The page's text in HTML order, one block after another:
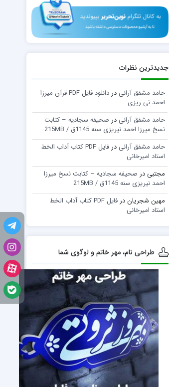
جدیدترین نظرات
حامد مشفق آرانی در
دانلود فایل PDF قرآن میرزا
احمد نی ریزی
حامد مشفق آرانی در صحیفه سجادیه – کتابت
نسخ میرزا احمد نیریزی سنه 1145ق / 215MB
حامد مشفق آرانی در
فایل PDF کتاب آداب الخط
استاد امیرخانی
مجتبیدر صحیفه سجادیه – کتابت نسخ میرزا
احمد نیریزی سنه 1145ق / 215MB
مهین شجریاندر
فایل PDF کتاب آداب الخط
استاد امیرخانی
طراحی نام، مهر خاتم و لوگوی شما